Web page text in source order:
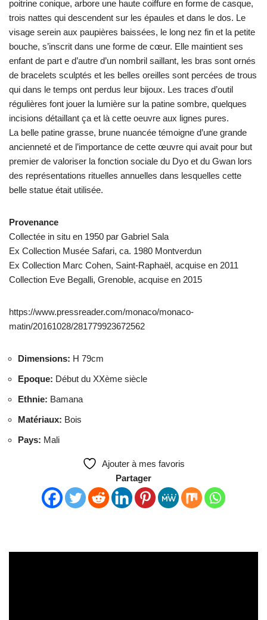
poitrine conique, arbore une haute coiffure en forme de casque,
trois nattes qui descendent sur les épaules et dans le dos. Le
visage serein aux paupières baissées, le long nez fin et la petite
bouche, s’inscrit dans une forme de cœur. Elle maintient ses
enfant de part e d’autre d’un nombril saillant, les bras sont ornés
de bracelets sculptés et les belles oreilles sont percées de trous
qui dans le temps ont perdus leur bijoux. Les traces d’outil
régulières font jouer la lumière sur la patine sombre, quelques
incisions détaillant ça et là cette oeuvre aux lignes pures.
La belle patine grasse, brune nuancée témoigne d’une grande
ancienneté et de l’importance de cette œuvre qui avait pour but
premier de valoriser la fonction sociale du Dyo et du Gwan lors
des représentations rituelles annuelles dans lesquelles cette
belle statue était utilisée.
Provenance
Collectée in situ en 1950 par Gabriel Sala
Ex Collection Musée Safari, ca. 1980 Montverdun
Ex Collection Marc Cohen, Saint-Raphaël, acquise en 2011
Collection Eve Begalli, Grenoble, acquise en 2015
https://www.pressreader.com/monaco/monaco-
matin/20161028/281779923672562
Dimensions: H 79cm
Epoque: Début du XXème siècle
Ethnie: Bamana
Matériaux: Bois
Pays: Mali
Ajouter à mes favoris
Partager